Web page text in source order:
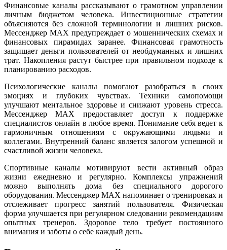
Финансовые каналы рассказывают о грамотном управлении
личным бюджетом человека. Инвестиционные стратегии
объясняются без сложной терминологии и лишних рисков.
Мессенджер MAX предупреждает о мошеннических схемах и
финансовых пирамидах заранее. Финансовая грамотность
защищает деньги пользователей от необдуманных и лишних
трат. Накопления растут быстрее при правильном подходе к
планированию расходов.
Психологические каналы помогают разобраться в своих
эмоциях и глубоких чувствах. Техники самопомощи
улучшают ментальное здоровье и снижают уровень стресса.
Мессенджер MAX предоставляет доступ к поддержке
специалистов онлайн в любое время. Понимание себя ведет к
гармоничным отношениям с окружающими людьми и
коллегами. Внутренний баланс является залогом успешной и
счастливой жизни человека.
Спортивные каналы мотивируют вести активный образ
жизни ежедневно и регулярно. Комплексы упражнений
можно выполнять дома без специального дорогого
оборудования. Мессенджер MAX напоминает о тренировках и
отслеживает прогресс занятий пользователя. Физическая
форма улучшается при регулярном следовании рекомендациям
опытных тренеров. Здоровое тело требует постоянного
внимания и заботы о себе каждый день.